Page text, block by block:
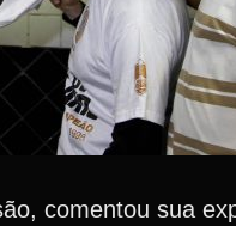
comentou sua